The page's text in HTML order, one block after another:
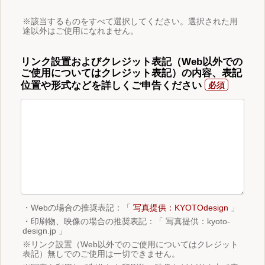
※該当するものをすべて選択してください。選択された用
途以外はご使用になれません。
リンク設置およびクレジット表記（Web以外での
ご使用についてはクレジット表記）の内容、表記
位置や形式などを詳しくご申告ください
・Webの場合の推奨表記：「 写真提供：KYOTOdesign 」
・印刷物、映像の場合の推奨表記：「 写真提供：kyoto-
design.jp 」
※リンク設置（Web以外でのご使用についてはクレジット
表記）無しでのご使用は一切できません。